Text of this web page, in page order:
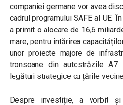
companiei germane vor avea
cadrul programului SAFE al UE.
a primit o alocare de 16,6
mare, pentru întărirea
unor proiecte majore de
tronsoane din autostrăzile
legături strategice cu țările
Despre investiție, a vorbit și